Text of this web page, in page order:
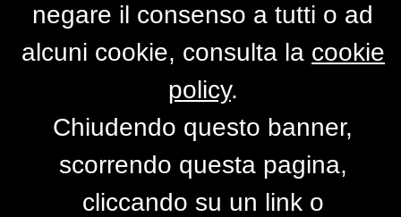
Per accedere alla versione completa del
clicca qui
negare il consenso a tutti o ad
alcuni cookie, consulta la cookie
policy.
Chiudendo questo banner,
scorrendo questa pagina,
cliccando su un link o